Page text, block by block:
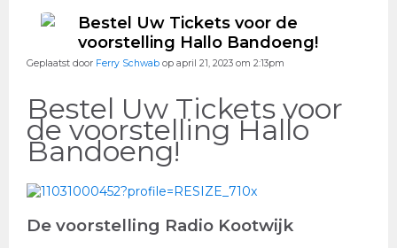
Bestel Uw Tickets voor de
voorstelling Hallo Bandoeng!
Geplaatst door Ferry Schwab op april 21, 2023 om 2:13pm
Bestel Uw Tickets voor
de voorstelling Hallo
Bandoeng!
De voorstelling Radio Kootwijk